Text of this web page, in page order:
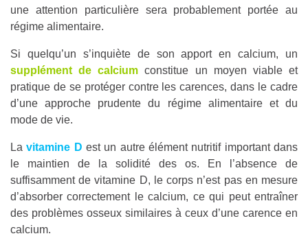
une attention particulière sera probablement portée au
régime alimentaire.
Si quelqu’un s’inquiète de son apport en calcium, un
supplément de calcium constitue un moyen viable et
pratique de se protéger contre les carences, dans le cadre
d’une approche prudente du régime alimentaire et du
mode de vie.
Lavitamine D est un autre élément nutritif important dans
le maintien de la solidité des os. En l’absence de
suffisamment de vitamine D, le corps n’est pas en mesure
d’absorber correctement le calcium, ce qui peut entraîner
des problèmes osseux similaires à ceux d’une carence en
calcium.